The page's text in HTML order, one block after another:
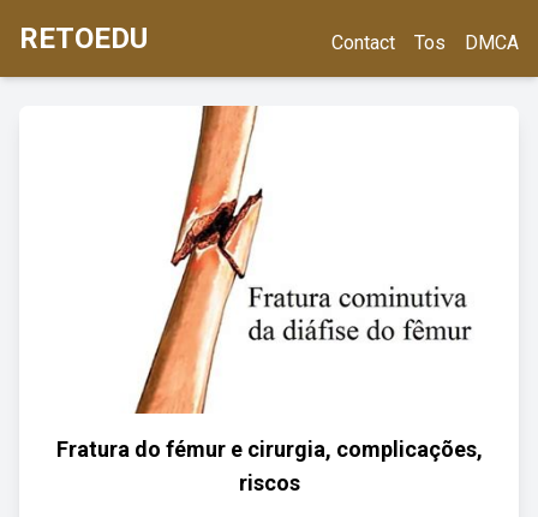
RETOEDU Contact Tos DMCA
Fratura do fémur e cirurgia, complicações,
riscos